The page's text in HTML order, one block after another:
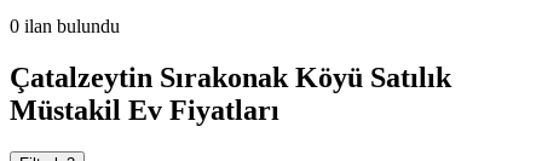
0 ilan bulundu
Çatalzeytin Sırakonak Köyü Satılık
Müstakil Ev Fiyatları